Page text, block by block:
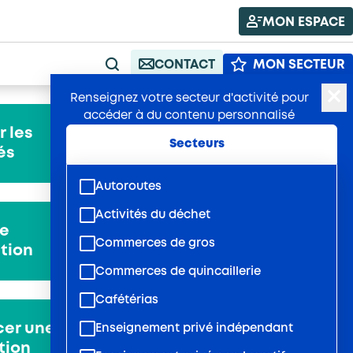
MON ESPACE
RECHERCHE
CONTACT MON SECTEUR
Renseignez votre secteur d'activité pour
accéder à du contenu personnalisé
Secteurs
Autoroutes
Activités du déchet
Commerces de gros
Commerces de quincaillerie
Cafétérias
Enseignement privé indépendant
les
alternance
une
Verser mes
contributions